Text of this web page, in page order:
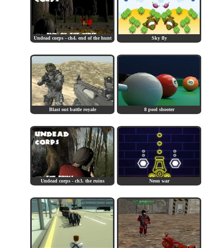
Undead corps - ch4. end of the hunt Sky fly
Blast out battle royale 8 pool shooter
Undead corps - ch3. the ruins Neon war